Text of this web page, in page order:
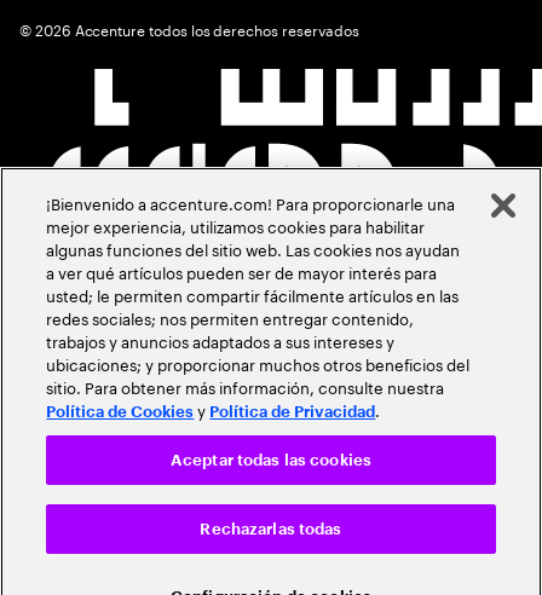
©2026 Accenture todos los derechos reservados
¡Bienvenido a accenture.com! Para proporcionarle una
mejor experiencia, utilizamos cookies para habilitar
algunas funciones del sitio web. Las cookies nos ayudan
a ver qué artículos pueden ser de mayor interés para
usted; le permiten compartir fácilmente artículos en las
redes sociales; nos permiten entregar contenido,
trabajos y anuncios adaptados a sus intereses y
ubicaciones; y proporcionar muchos otros beneficios del
sitio. Para obtener más información, consulte nuestra
Política de Cookies y Política de Privacidad .
Rechazarlas todas
Aceptar todas las cookies